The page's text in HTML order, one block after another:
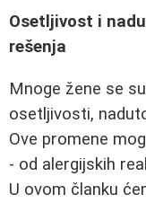
Osetljivost i
rešenja
Mnoge žene se
osetljivosti,
Ove promene
- od alergijskih
U ovom članku